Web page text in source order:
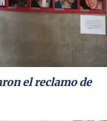
el reclamo de